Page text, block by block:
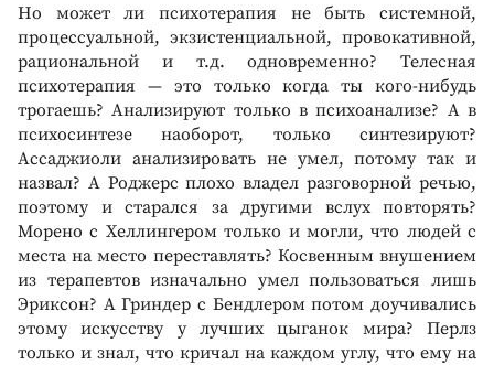
Но может ли психотерапия не быть системной,
процессуальной, экзистенциальной, провокативной,
рациональной и т.д. одновременно? Телесная
психотерапия — это только когда ты кого-нибудь
трогаешь? Анализируют только в психоанализе? А в
психосинтезе наоборот, только синтезируют?
Ассаджиоли анализировать не умел, потому так и
назвал? А Роджерс плохо владел разговорной речью,
поэтому и старался за другими вслух повторять?
Морено с Хеллингером только и могли, что людей с
места на место переставлять? Косвенным внушением
из терапевтов изначально умел пользоваться лишь
Эриксон? А Гриндер с Бендлером потом доучивались
этому искусству у лучших цыганок мира? Перлз
только и знал, что кричал на каждом углу, что ему на